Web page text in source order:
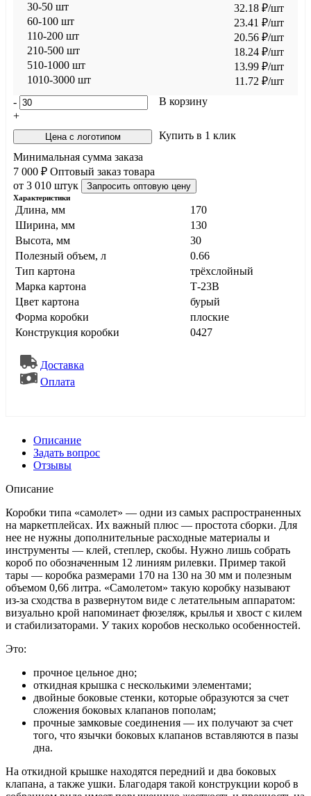
Характеристики
Длина, мм
170
Ширина, мм
130
Высота, мм
30
Полезный объем, л
0.66
Тип картона
трёхслойный
Марка картона
Т-23В
Цвет картона
бурый
Форма коробки
плоские
Конструкция коробки
0427
Доставка
Оплата
30-50 шт
32.18 ₽/шт
60-100 шт
23.41 ₽/шт
110-200 шт
20.56 ₽/шт
210-500 шт
18.24 ₽/шт
510-1000 шт
13.99 ₽/шт
1010-3000 шт
11.72 ₽/шт
-
+
В корзину
Цена с логотипом
Купить в 1 клик
Минимальная сумма заказа
7 000 ₽ Оптовый заказ товара
от 3 010 штук
Запросить оптовую цену
Описание
Задать вопрос
Отзывы
Описание
Коробки типа «самолет» — одни из самых распространенных
на маркетплейсах. Их важный плюс — простота сборки. Для
нее не нужны дополнительные расходные материалы и
инструменты — клей, степлер, скобы. Нужно лишь собрать
короб по обозначенным 12 линиям рилевки. Пример такой
тары — коробка размерами 170 на 130 на 30 мм и полезным
объемом 0,66 литра. «Самолетом» такую коробку называют
из-за сходства в развернутом виде с летательным аппаратом:
визуально крой напоминает фюзеляж, крылья и хвост с килем
и стабилизаторами. У таких коробов несколько особенностей.
Это:
прочное цельное дно;
откидная крышка с несколькими элементами;
двойные боковые стенки, которые образуются за счет
сложения боковых клапанов пополам;
прочные замковые соединения — их получают за счет
того, что язычки боковых клапанов вставляются в пазы
дна.
На откидной крышке находятся передний и два боковых
клапана, а также ушки. Благодаря такой конструкции короб в